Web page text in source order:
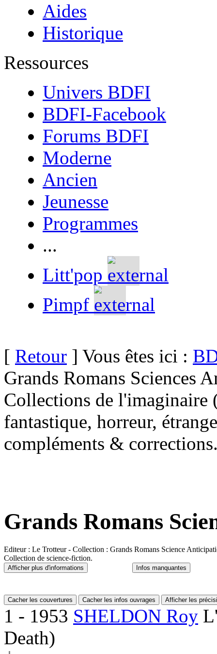
Aides
Historique
Ressources
Univers BDFI
BDFI-Facebook
Forums BDFI
Moderne
Ancien
Jeunesse
Programmes
...
Litt'pop
Pimpf
[ Retour ] Vous êtes ici :
Grands Romans Sciences
Collections de l'imaginaire
fantastique, horreur,
compléments &
Grands Romans
Editeur : Le Trotteur - Collection : Grands Romans Science
Collection de science-fiction.
Afficher plus d'informations Infos manquantes
Cacher les couvertures Cacher les infos ouvrages Afficher les
1 - 1953 SHELDON Roy
Death)